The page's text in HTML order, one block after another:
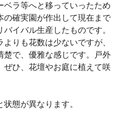
ベラ等へと移っていったため
の確実園が作出して現在まで
イバル生産したものです。
りも花数は少ないですが、
楚で、優雅な感じです。戸外
ぜひ、花壇やお庭に植えて咲
態が異なります。